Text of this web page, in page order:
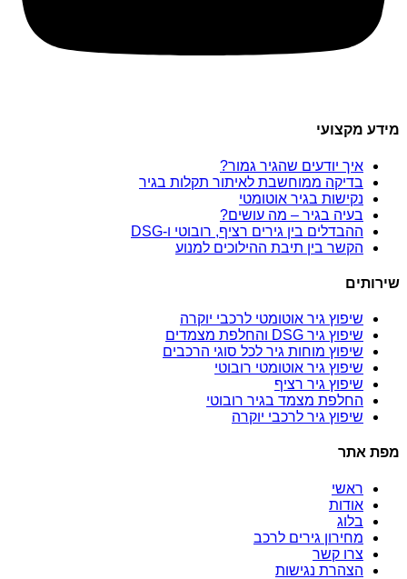
מידע מקצועי
איך יודעים שהגיר גמור?
בדיקה ממוחשבת לאיתור תקלות בגיר
נקישות בגיר אוטומטי
בעיה בגיר – מה עושים?
ההבדלים בין גירים רציף, רובוטי ו-DSG
הקשר בין תיבת ההילוכים למנוע
שירותים
שיפוץ גיר אוטומטי לרכבי יוקרה
שיפוץ גיר DSG והחלפת מצמדים
שיפוץ מוחות גיר לכל סוגי הרכבים
שיפוץ גיר אוטומטי רובוטי
שיפוץ גיר רציף
החלפת מצמד בגיר רובוטי
שיפוץ גיר לרכבי יוקרה
מפת אתר
ראשי
אודות
בלוג
מחירון גירים לרכב
צרו קשר
הצהרת נגישות